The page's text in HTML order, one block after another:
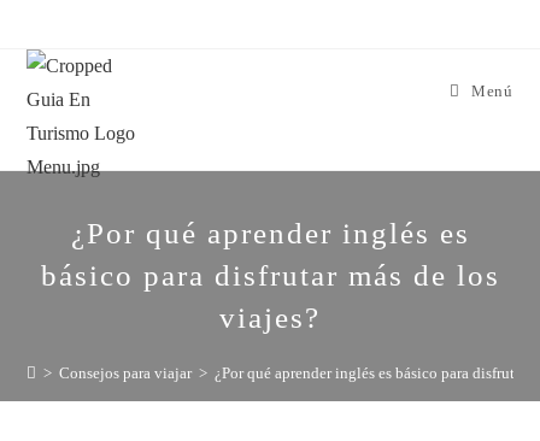
Menú
¿Por qué aprender inglés es
básico para disfrutar más de los
viajes?
> Consejos para viajar > ¿Por qué aprender inglés es básico para disfrutar